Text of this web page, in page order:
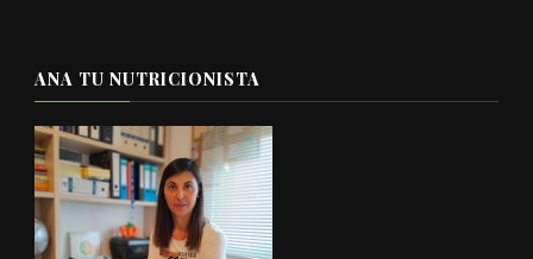
ANA TU NUTRICIONISTA